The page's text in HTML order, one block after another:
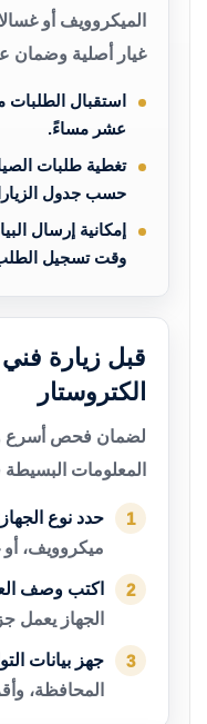
الميكروويف أو
غيار أصلية وضمان
استقبال الطلبات
عشر مساءً.
تغطية طلبات
حسب جدول
إمكانية إرسال
وقت تسجيل
قبل زيارة
الكتروستار
لضمان فحص أسرع
المعلومات
1 حدد نوع
ميكروويف،
2 اكتب وصف
الجهاز يعمل
3 جهز بيانات
المحافظة،